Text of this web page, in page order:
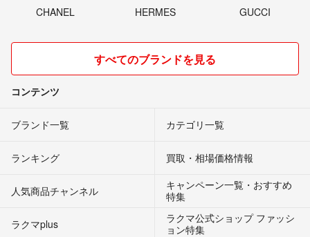
CHANEL HERMES GUCCI
すべてのブランドを見る
コンテンツ
ブランド一覧 カテゴリ一覧
ランキング 買取・相場価格情報
人気商品チャンネル
キャンペーン一覧・おすすめ
特集
ラクマplus
ラクマ公式ショップ ファッシ
ョン特集